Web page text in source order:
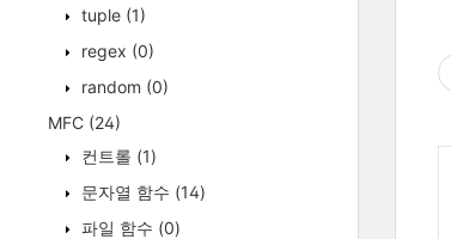
tuple (1)
regex (0)
random (0)
MFC (24)
컨트롤 (1)
문자열 함수 (14)
파일 함수 (0)